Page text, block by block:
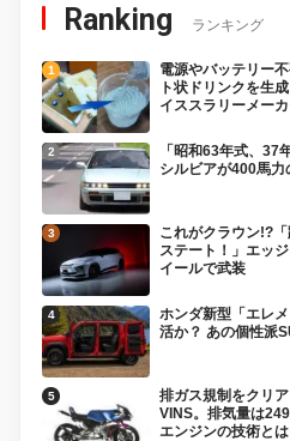
Ranking ランキング
電源やバッテリー
ト状ドリンクを生
イススラリーメーカ
「昭和63年式、37
シルビアが400馬
これがクラウン!?
ステート！」エッ
イールで武装
ホンダ新型「エレ
活か？ あの個性派
排ガス規制をクリ
VINS。排気量は
エンジンの技術とは